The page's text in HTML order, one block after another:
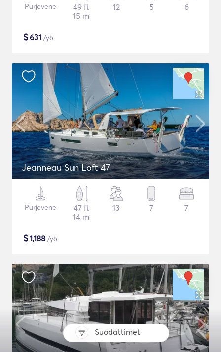
Suodattimet
Purjevene
49 ft
15 m
12 5 6
$631 /yö
Jeanneau Sun Loft 47
Purjevene
47 ft
14 m
13 7 7
$1,188 /yö